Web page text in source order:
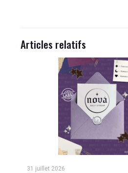
Articles relatifs
31 juillet 2026